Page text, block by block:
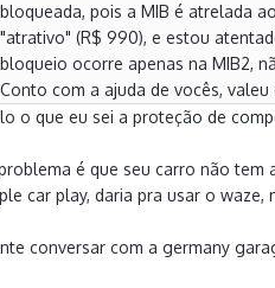
bloqueada, pois a MIB é atrelada
"atrativo" (R$ 990), e estou
bloqueio ocorre apenas na MIB2,
Conto com a ajuda de vocês, valeu
o que eu sei a proteção de
é que seu carro não tem
car play, daria pra usar o waze,
conversar com a germany